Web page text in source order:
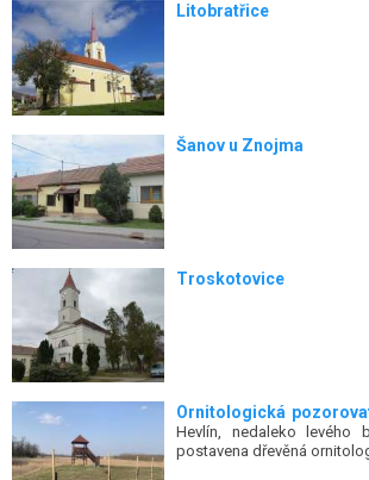
Litobratřice
Šanov u Znojma
Troskotovice
Ornitologická
Hevlín, nedaleko levého
postavena dřevěná